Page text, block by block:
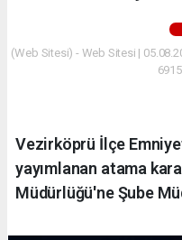
(Web Sitesi) - Web Sitesi |
Vezirköprü İlçe
yayımlanan atama
Müdürlüğü'ne Şube